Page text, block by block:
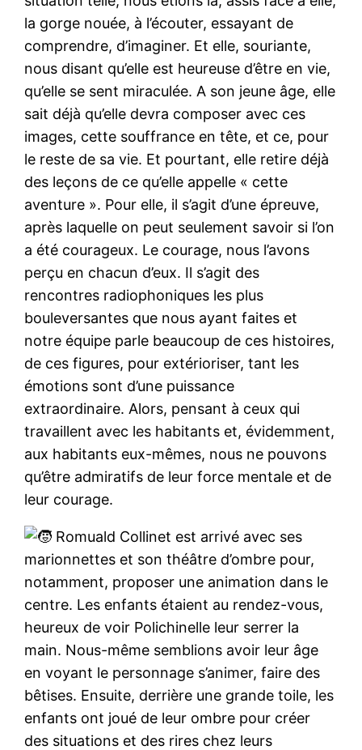
la gorge nouée, à l’écouter, essayant de
comprendre, d’imaginer. Et elle, souriante,
nous disant qu’elle est heureuse d’être en vie,
qu’elle se sent miraculée. A son jeune âge, elle
sait déjà qu’elle devra composer avec ces
images, cette souffrance en tête, et ce, pour
le reste de sa vie. Et pourtant, elle retire déjà
des leçons de ce qu’elle appelle « cette
aventure ». Pour elle, il s’agit d’une épreuve,
après laquelle on peut seulement savoir si l’on
a été courageux. Le courage, nous l’avons
perçu en chacun d’eux. Il s’agit des
rencontres radiophoniques les plus
bouleversantes que nous ayant faites et
notre équipe parle beaucoup de ces histoires,
de ces figures, pour extérioriser, tant les
émotions sont d’une puissance
extraordinaire. Alors, pensant à ceux qui
travaillent avec les habitants et, évidemment,
aux habitants eux-mêmes, nous ne pouvons
qu’être admiratifs de leur force mentale et de
leur courage.
Romuald Collinet est arrivé avec ses
marionnettes et son théâtre d’ombre pour,
notamment, proposer une animation dans le
centre. Les enfants étaient au rendez-vous,
heureux de voir Polichinelle leur serrer la
main. Nous-même semblions avoir leur âge
en voyant le personnage s’animer, faire des
bêtises. Ensuite, derrière une grande toile, les
enfants ont joué de leur ombre pour créer
des situations et des rires chez leurs